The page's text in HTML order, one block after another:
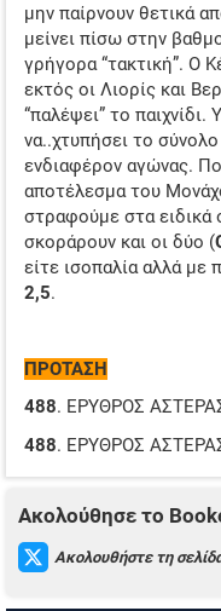
μην παίρνουν θετικά
μείνει πίσω στην
γρήγορα “τακτική”. Ο
εκτός οι Λιορίς και
“παλέψει” το
να..χτυπήσει το
ενδιαφέρον αγώνας.
αποτέλεσμα του
στραφούμε στα ειδικά
σκοράρουν και οι δύο (
είτε ισοπαλία αλλά
2,5.
ΠΡΟΤΑΣΗ
488. ΕΡΥΘΡΟΣ
488. ΕΡΥΘΡΟΣ
Ακολούθησε το
Ακολουθήστε τη